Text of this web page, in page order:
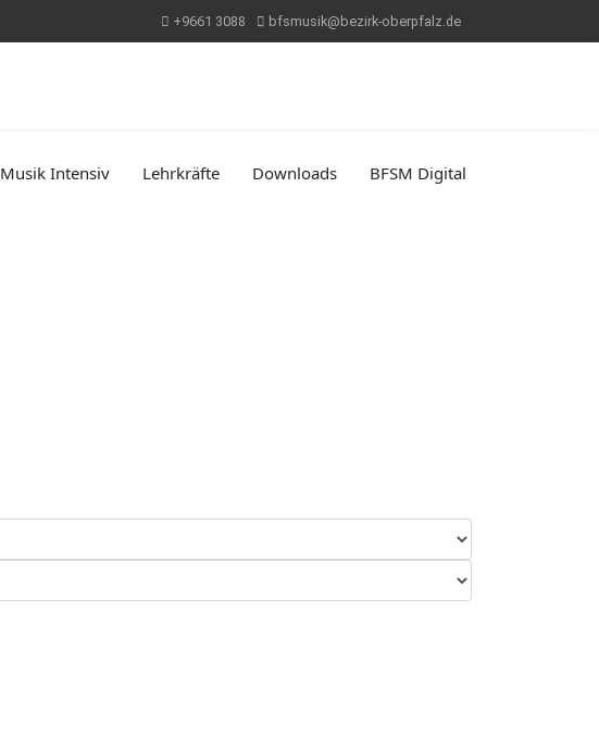
+9661 3088 bfsmusik@bezirk-oberpfalz.de
Musik Intensiv Lehrkräfte Downloads BFSM Digital